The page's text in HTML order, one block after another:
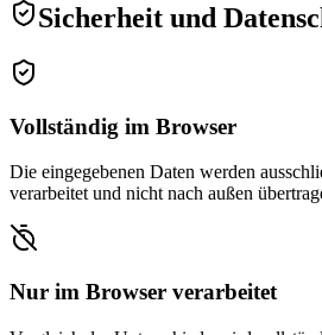
Sicherheit und
Vollständig im Browser
Die eingegebenen Daten werden
verarbeitet und nicht nach außen
Nur im Browser verarbeitet